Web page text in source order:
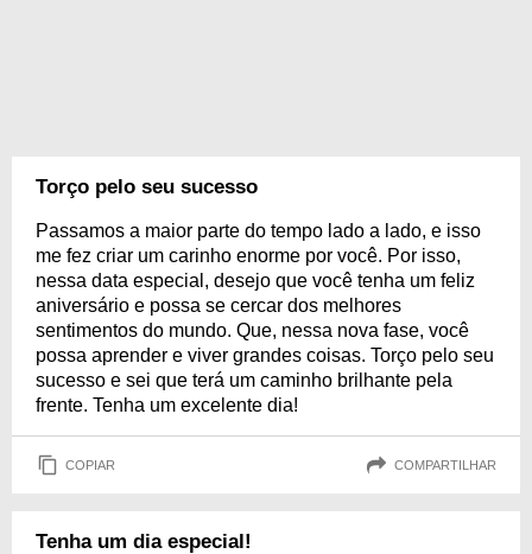
Torço pelo seu sucesso
Passamos a maior parte do tempo lado a lado, e isso
me fez criar um carinho enorme por você. Por isso,
nessa data especial, desejo que você tenha um feliz
aniversário e possa se cercar dos melhores
sentimentos do mundo. Que, nessa nova fase, você
possa aprender e viver grandes coisas. Torço pelo seu
sucesso e sei que terá um caminho brilhante pela
frente. Tenha um excelente dia!
COPIAR COMPARTILHAR
Tenha um dia especial!